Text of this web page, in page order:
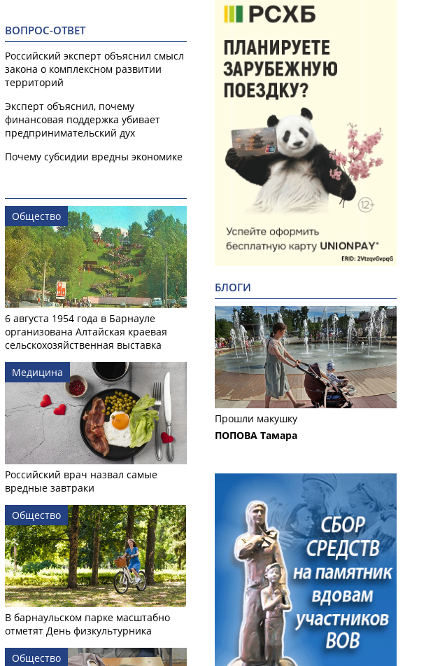
ВОПРОС-ОТВЕТ
Российский эксперт объяснил смысл
закона о комплексном развитии
территорий
Эксперт объяснил, почему
финансовая поддержка убивает
предпринимательский дух
Почему субсидии вредны экономике
Общество
6 августа 1954 года в Барнауле
организована Алтайская краевая
сельскохозяйственная выставка
Медицина
Российский врач назвал самые
вредные завтраки
Общество
В барнаульском парке масштабно
отметят День физкультурника
Общество
БЛОГИ
Прошли макушку
ПОПОВА Тамара